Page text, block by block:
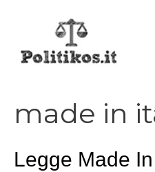
made in
Legge Made